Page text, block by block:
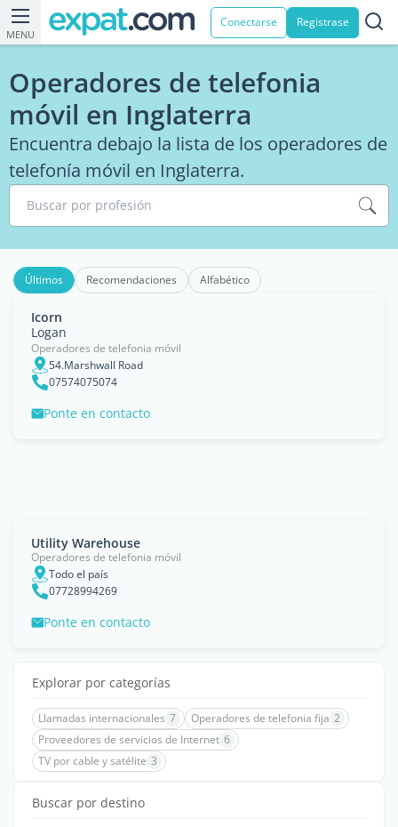
MENU
Conectarse Registrase
Operadores de telefonia
móvil en Inglaterra
Encuentra debajo la lista de los operadores de
telefonía móvil en Inglaterra.
Buscar por profesión
Últimos Recomendaciones Alfabético
Icorn
Logan
Operadores de telefonia móvil
54.Marshwall Road
07574075074
Ponte en contacto
Utility Warehouse
Operadores de telefonia móvil
Todo el país
07728994269
Ponte en contacto
Explorar por categorías
Llamadas internacionales 7 Operadores de telefonia fija 2
Proveedores de servicios de Internet 6
TV por cable y satélite 3
Buscar por destino